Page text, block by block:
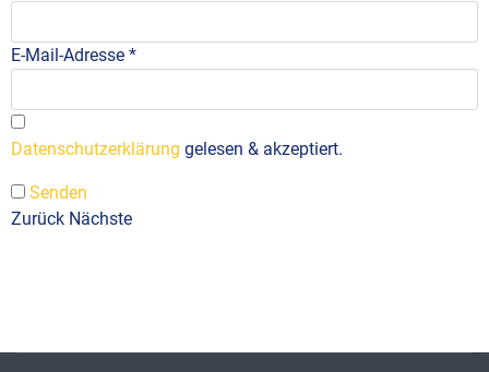
E-Mail-Adresse *
Datenschutzerklärung gelesen & akzeptiert.
Senden
Zurück Nächste